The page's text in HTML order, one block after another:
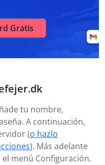
Gratis
tu nombre,
A continuación,
(o hazlo
). Más adelante
menú Configuración.